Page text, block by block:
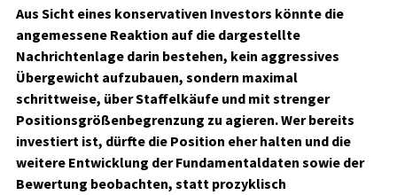
Aus Sicht eines konservativen Investors könnte die
angemessene Reaktion auf die dargestellte
Nachrichtenlage darin bestehen, kein aggressives
Übergewicht aufzubauen, sondern maximal
schrittweise, über Staffelkäufe und mit strenger
Positionsgrößenbegrenzung zu agieren. Wer bereits
investiert ist, dürfte die Position eher halten und die
weitere Entwicklung der Fundamentaldaten sowie der
Bewertung beobachten, statt prozyklisch